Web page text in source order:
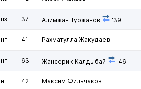
пз 37 Алимжан Туржанов '39
нп 41 Рахматулла Жакудаев
нп 63 Жансерик Калдыбай '46
нп 42 Максим Фильчаков